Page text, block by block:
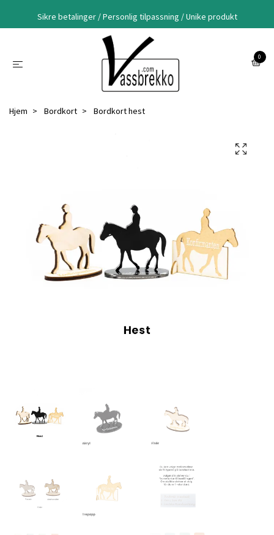
Sikre betalinger / Personlig tilpassning / Unike produkt
0
Hjem Bordkort Bordkort hest